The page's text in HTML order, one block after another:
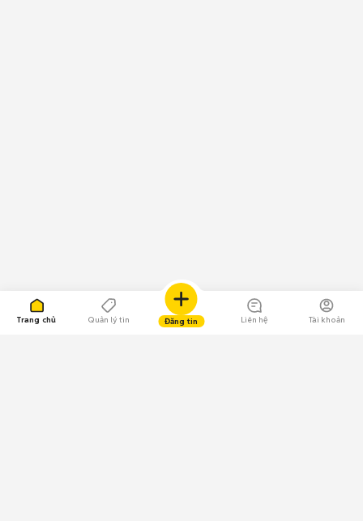
Trang chủ Quản lý tin Đăng tin Liên hệ Tài khoản